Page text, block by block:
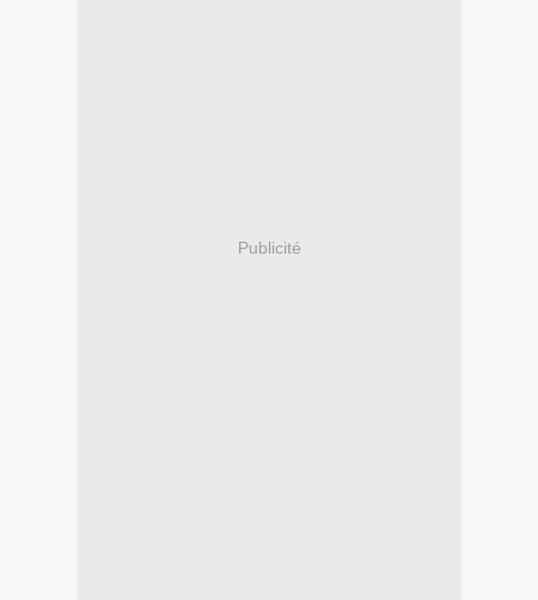
Publicité